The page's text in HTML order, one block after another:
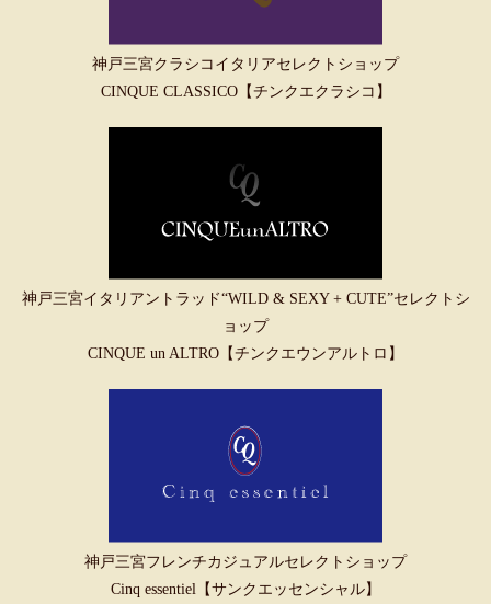
神戸三宮クラシコイタリアセレクトショップ
CINQUE CLASSICO【チンクエクラシコ】
神戸三宮イタリアントラッド“WILD & SEXY + CUTE”セレクトシ
ョップ
CINQUE un ALTRO【チンクエウンアルトロ】
神戸三宮フレンチカジュアルセレクトショップ
Cinq essentiel【サンクエッセンシャル】